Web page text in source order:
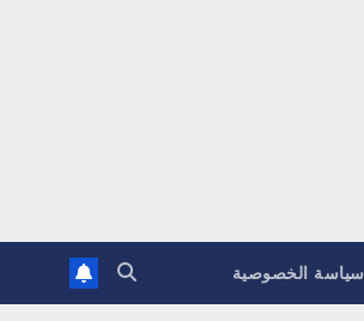
سياسة الخصوصية